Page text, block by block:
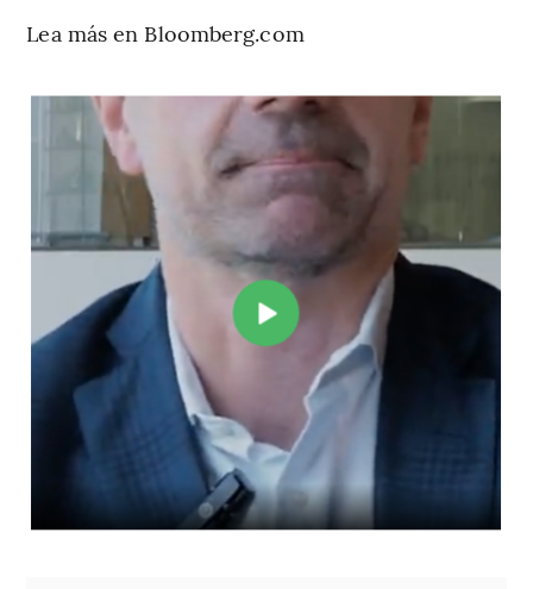
Lea más en Bloomberg.com